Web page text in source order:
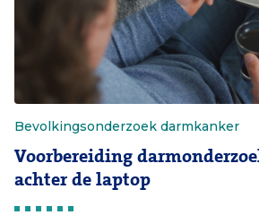
Bevolkingsonderzoek darmkanker
Voorbereiding
achter de laptop